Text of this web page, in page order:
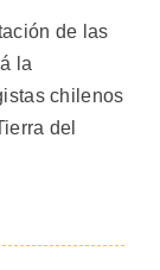
de las
la
chilenos
del